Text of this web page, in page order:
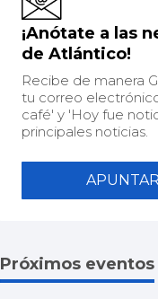
¡Anótate a las
de Atlántico!
Recibe de manera
tu correo
café' y 'Hoy fue
principales noticias.
Próximos eventos